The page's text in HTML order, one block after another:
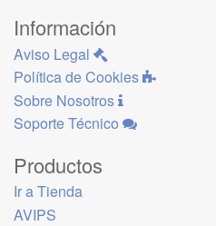
Información
Aviso Legal
Política de Cookies
Sobre Nosotros
Soporte Técnico
Productos
Ir a Tienda
AVIPS